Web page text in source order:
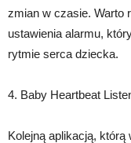
zmian w czasie. Warto
ustawienia alarmu,
rytmie serca dziecka.
4. Baby Heartbeat
Kolejną aplikacją,